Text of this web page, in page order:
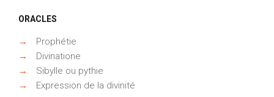
ORACLES
→
Prophétie
→
Divinatione
→
Sibylle ou pythie
→
Expression de la divinité